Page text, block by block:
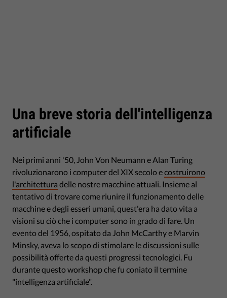
Una breve storia dell'intelligenza
artificiale
Nei primi anni '50, John Von Neumann e Alan Turing
rivoluzionarono i computer del XIX secolo ecostruirono
l'architettura delle nostre macchine attuali. Insieme al
tentativo di trovare come riunire il funzionamento delle
macchine e degli esseri umani, quest'era ha dato vita a
visioni su ciò che i computer sono in grado di fare. Un
evento del 1956, ospitato da John McCarthy e Marvin
Minsky, aveva lo scopo di stimolare le discussioni sulle
possibilità offerte da questi progressi tecnologici. Fu
durante questo workshop che fu coniato il termine
"intelligenza artificiale".